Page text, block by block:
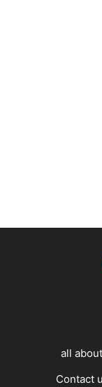
all
Contact